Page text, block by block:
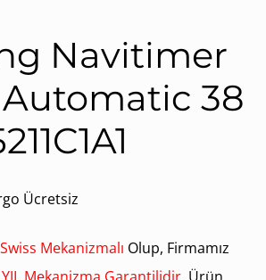
Navitimer
Automatic 38
Ücretsiz
Mekanizmalı Olup, Firmamız